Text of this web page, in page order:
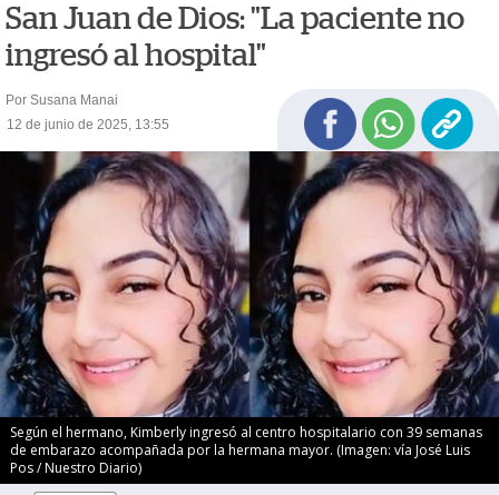
San Juan de Dios: "La paciente no
ingresó al hospital"
Por Susana Manai
12 de junio de 2025, 13:55
Según el hermano, Kimberly ingresó al centro hospitalario con 39 semanas
de embarazo acompañada por la hermana mayor. (Imagen: vía José Luis
Pos / Nuestro Diario)